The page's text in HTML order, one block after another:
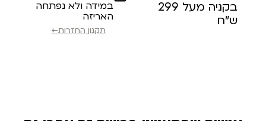
בקניה מעל 299
ש”ח
במידה ולא נפתחה
האריזה
תקנון החזרות←